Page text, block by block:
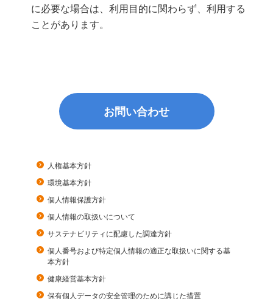
に必要な場合は、利用目的に関わらず、利用する
ことがあります。
お問い合わせ
人権基本方針
環境基本方針
個人情報保護方針
個人情報の取扱いについて
サステナビリティに配慮した調達方針
個人番号および特定個人情報の適正な取扱いに関する基
本方針
健康経営基本方針
保有個人データの安全管理のために講じた措置